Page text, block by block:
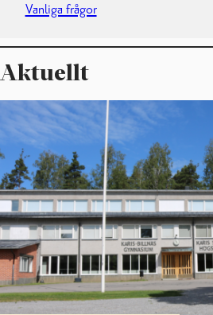
Vanliga frågor
Aktuellt